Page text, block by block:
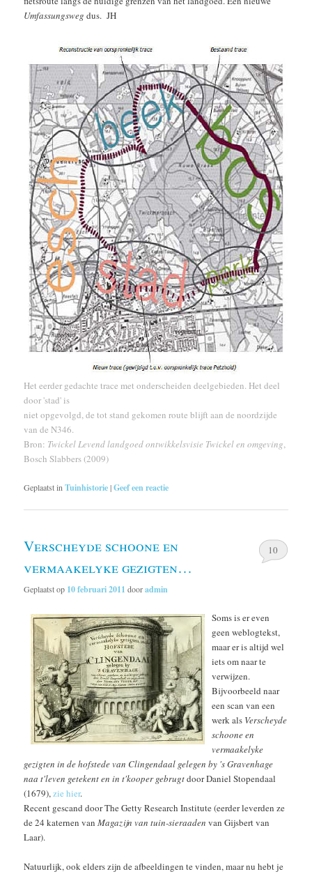
Umfassungswegdus. JH
Het eerder gedachte trace met onderscheiden deelgebieden. Het deel
door 'stad' is
niet opgevolgd, de tot stand gekomen route blijft aan de noordzijde
van de N346.
Bron: Twickel Levend landgoed ontwikkelsvisie Twickel en omgeving,
Bosch Slabbers (2009)
Geplaatst inTuinhistorie|Geef een reactie
Verscheyde schoone en
vermaakelyke gezigten…
Geplaatst op 10 februari 2011 dooradmin
10
Soms is er even
geen weblogtekst,
maar er is altijd wel
iets om naar te
verwijzen.
Bijvoorbeeld naar
een scan van een
werk als Verscheyde
schoone en
vermaakelyke
gezigten in de hofstede van Clingendaal gelegen by 's Gravenhage
naa t'leven getekent en in t'kooper gebrugtdoor Daniel Stopendaal
(1679),zie hier.
Recent gescand door The Getty Research Institute (eerder leverden ze
de 24 katernen vanMagazijn van tuin-sieraaden van Gijsbert van
Laar).
Natuurlijk, ook elders zijn de afbeeldingen te vinden, maar nu hebt je